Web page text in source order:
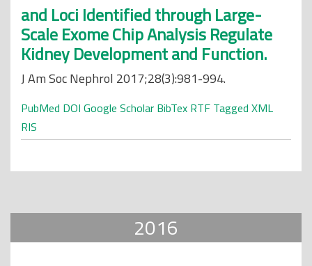
and Loci Identified through Large-
Scale Exome Chip Analysis Regulate
Kidney Development and Function.
J Am Soc Nephrol 2017;28(3):981-994.
PubMed DOI Google Scholar BibTex RTF Tagged XML
RIS
2016